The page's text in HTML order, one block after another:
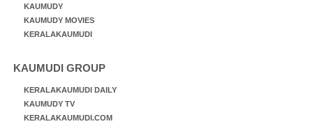
KAUMUDY
KAUMUDY MOVIES
KERALAKAUMUDI
KAUMUDI GROUP
KERALAKAUMUDI DAILY
KAUMUDY TV
KERALAKAUMUDI.COM